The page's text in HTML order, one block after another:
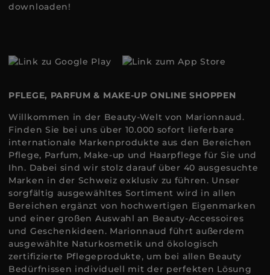
downloaden!
PFLEGE, PARFUM & MAKE-UP ONLINE SHOPPEN
Willkommen in der Beauty-Welt von Marionnaud.
Finden Sie bei uns über 10.000 sofort lieferbare
internationale Markenprodukte aus den Bereichen
Pflege, Parfum, Make-up und Haarpflege für Sie und
Ihn. Dabei sind wir stolz darauf über 40 ausgesuchte
Marken in der Schweiz exklusiv zu führen. Unser
sorgfältig ausgewähltes Sortiment wird in allen
Bereichen ergänzt von hochwertigen Eigenmarken
und einer großen Auswahl an Beauty-Accessoires
und Geschenkideen. Marionnaud führt außerdem
ausgewählte Naturkosmetik und ökologisch
zertifizierte Pflegeprodukte, um bei allen Beauty
Bedürfnissen individuell mit der perfekten Lösung